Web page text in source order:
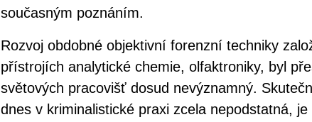
současným poznáním.
Rozvoj obdobné objektivní forenzní techniky
přístrojích analytické chemie, olfaktroniky, byl
světových pracovišť dosud nevýznamný.
dnes v kriminalistické praxi zcela nepodstatná,